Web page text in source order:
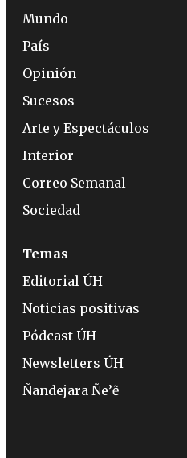
Mundo
País
Opinión
Sucesos
Arte y Espectáculos
Interior
Correo Semanal
Sociedad
Temas
Editorial ÚH
Noticias positivas
Pódcast ÚH
Newsletters ÚH
Ñandejara Ñe’ẽ